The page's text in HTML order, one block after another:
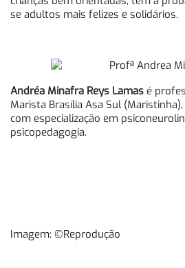
se adultos mais felizes e solidários.
Andréa Minafra Reys Lamas é
Marista Brasília Asa Sul
com especialização em
psicopedagogia.
Imagem: ©Reprodução